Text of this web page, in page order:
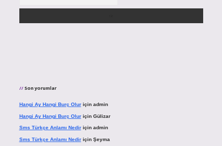
Son yorumlar
Hangi Ay Hangi Burç Oluriçin admin
Hangi Ay Hangi Burç Oluriçin Gülizar
Sms Türkçe Anlamı Nediriçin admin
Sms Türkçe Anlamı Nediriçin Şeyma